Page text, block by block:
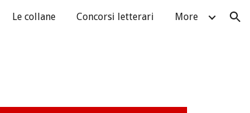
Le collane Concorsi letterari More